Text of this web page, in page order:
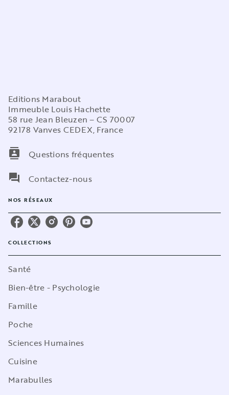
Editions Marabout
Immeuble Louis Hachette
58 rue Jean Bleuzen – CS 70007
92178 Vanves CEDEX, France
contacts
Questions fréquentes
question_answer
Contactez-nous
NOS RÉSEAUX
COLLECTIONS
Santé
Bien-être - Psychologie
Famille
Poche
Sciences Humaines
Cuisine
Marabulles